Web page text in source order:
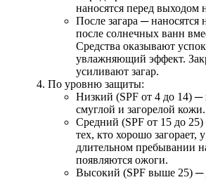
наносятся перед выходом
После загара ─
после солнечных ванн
Средства оказывают
увлажняющий эффект.
усиливают загар.
По уровню защиты:
Низкий (SPF от 4 до 14) ─
смуглой и загорелой кожи.
Средний (SPF от 15 до
тех, кто хорошо загорает,
длительном пребывании
появляются ожоги.
Высокий (SPF выше 25) ─